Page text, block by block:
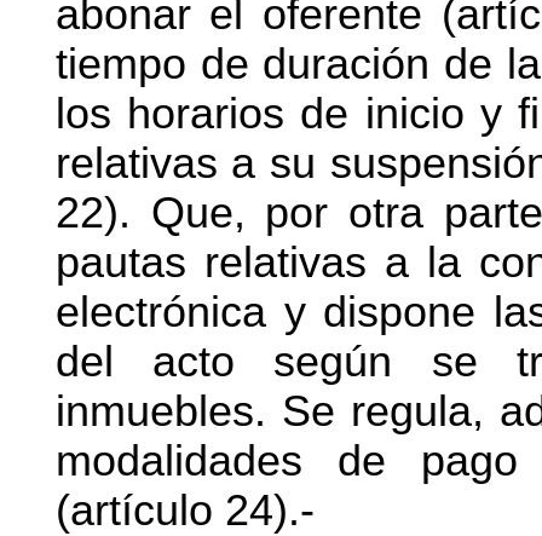
abonar el oferente
tiempo de duración de
los horarios de inicio y
relativas a su
22). Que, por otra
pautas relativas a la
electrónica y dispone
del acto según se
inmuebles. Se regula,
modalidades de
(artículo 24).-